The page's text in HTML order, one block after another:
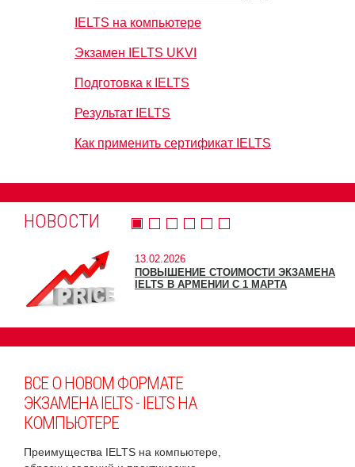
IELTS на компьютере
Экзамен IELTS UKVI
Подготовка к IELTS
Результат IELTS
Как применить сертификат IELTS
НОВОСТИ
13.02.2026
ПОВЫШЕНИЕ СТОИМОСТИ ЭКЗАМЕНА
IELTS В АРМЕНИИ С 1 МАРТА
ВСЕ О НОВОМ ФОРМАТЕ
ЭКЗАМЕНА IELTS - IELTS НА
КОМПЬЮТЕРЕ
Преимущества IELTS на компьютере,